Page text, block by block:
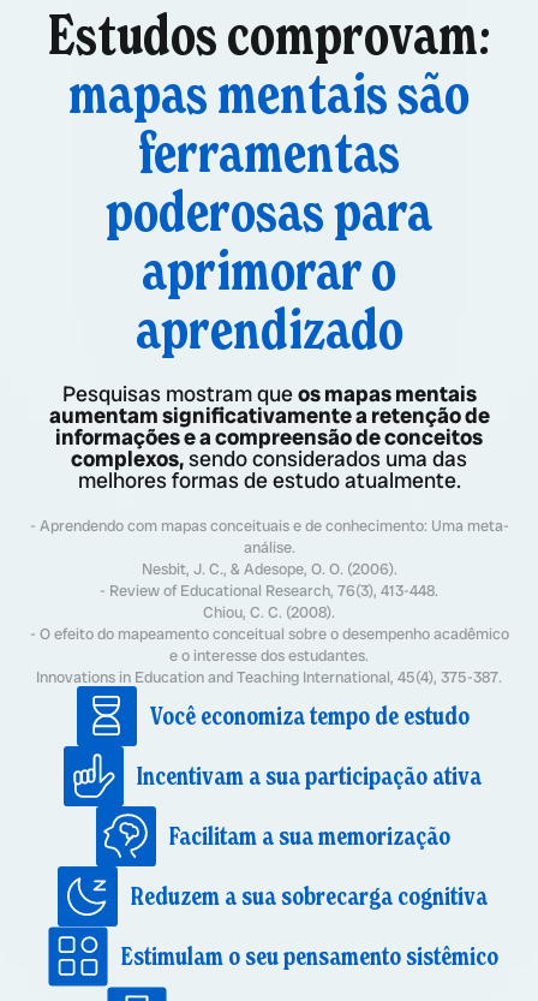
Estudos comprovam:
mapas mentais são
ferramentas
poderosas para
aprimorar o
aprendizado
Pesquisas mostram queos mapas mentais
aumentam significativamente a retenção de
informações e a compreensão de conceitos
complexos,sendo considerados uma das
melhores formas de estudo atualmente.
- Aprendendo com mapas conceituais e de conhecimento: Uma meta-
análise.
Nesbit, J. C., & Adesope, O. O. (2006).
- Review of Educational Research, 76(3), 413-448.
Chiou, C. C. (2008).
- O efeito do mapeamento conceitual sobre o desempenho acadêmico
e o interesse dos estudantes.
Innovations in Education and Teaching International, 45(4), 375-387.
Você economiza tempo de estudo
Incentivam a sua participação ativa
Facilitam a sua memorização
Reduzem a sua sobrecarga cognitiva
Estimulam o seu pensamento sistêmico